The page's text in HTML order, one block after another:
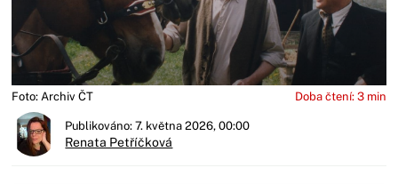
Foto: Archiv ČT Doba čtení: 3 min
Publikováno: 7. května 2026, 00:00
Renata Petříčková